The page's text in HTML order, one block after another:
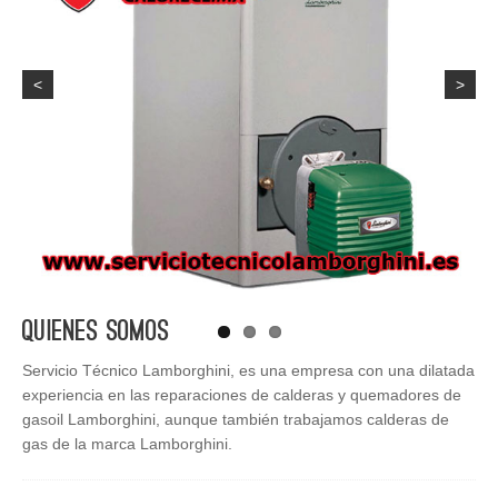
< >
Quienes Somos
Servicio Técnico Lamborghini, es una empresa con una dilatada
experiencia en las reparaciones de calderas y quemadores de
gasoil Lamborghini, aunque también trabajamos calderas de
gas de la marca Lamborghini.